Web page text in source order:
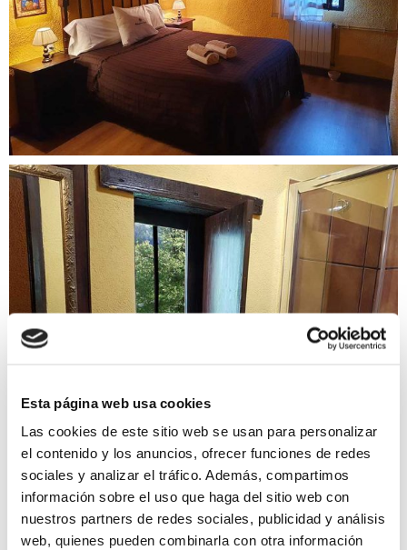
Esta página web usa cookies
Las cookies de este sitio web se usan para personalizar
el contenido y los anuncios, ofrecer funciones de redes
sociales y analizar el tráfico. Además, compartimos
información sobre el uso que haga del sitio web con
nuestros partners de redes sociales, publicidad y análisis
web, quienes pueden combinarla con otra información